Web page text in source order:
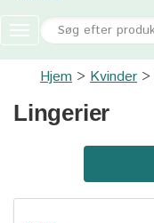
Toggle
navigation
Hjem Kvinder
Lingerier